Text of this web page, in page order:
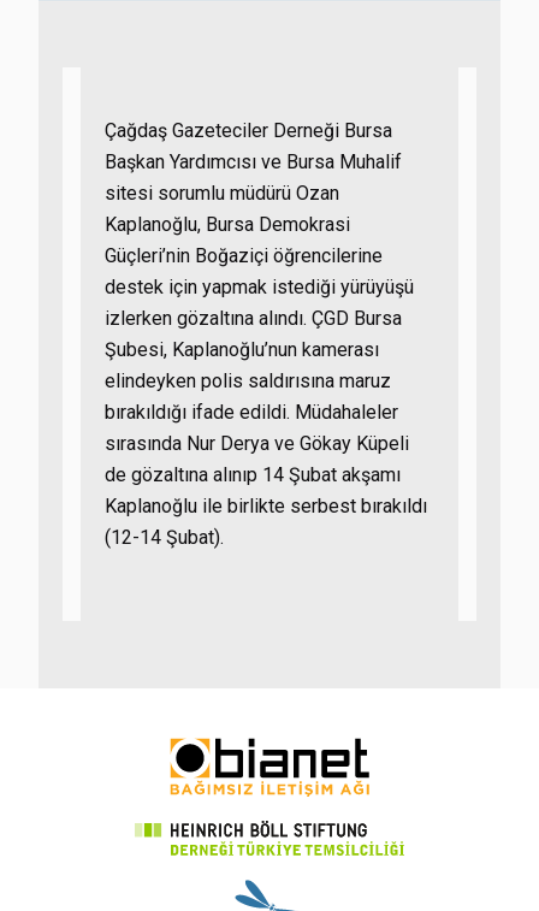
Çağdaş Gazeteciler Derneği Bursa
Başkan Yardımcısı ve Bursa Muhalif
sitesi sorumlu müdürü Ozan
Kaplanoğlu, Bursa Demokrasi
Güçleri’nin Boğaziçi öğrencilerine
destek için yapmak istediği yürüyüşü
izlerken gözaltına alındı. ÇGD Bursa
Şubesi, Kaplanoğlu’nun kamerası
elindeyken polis saldırısına maruz
bırakıldığı ifade edildi. Müdahaleler
sırasında Nur Derya ve Gökay Küpeli
de gözaltına alınıp 14 Şubat akşamı
Kaplanoğlu ile birlikte serbest bırakıldı
(12-14 Şubat).